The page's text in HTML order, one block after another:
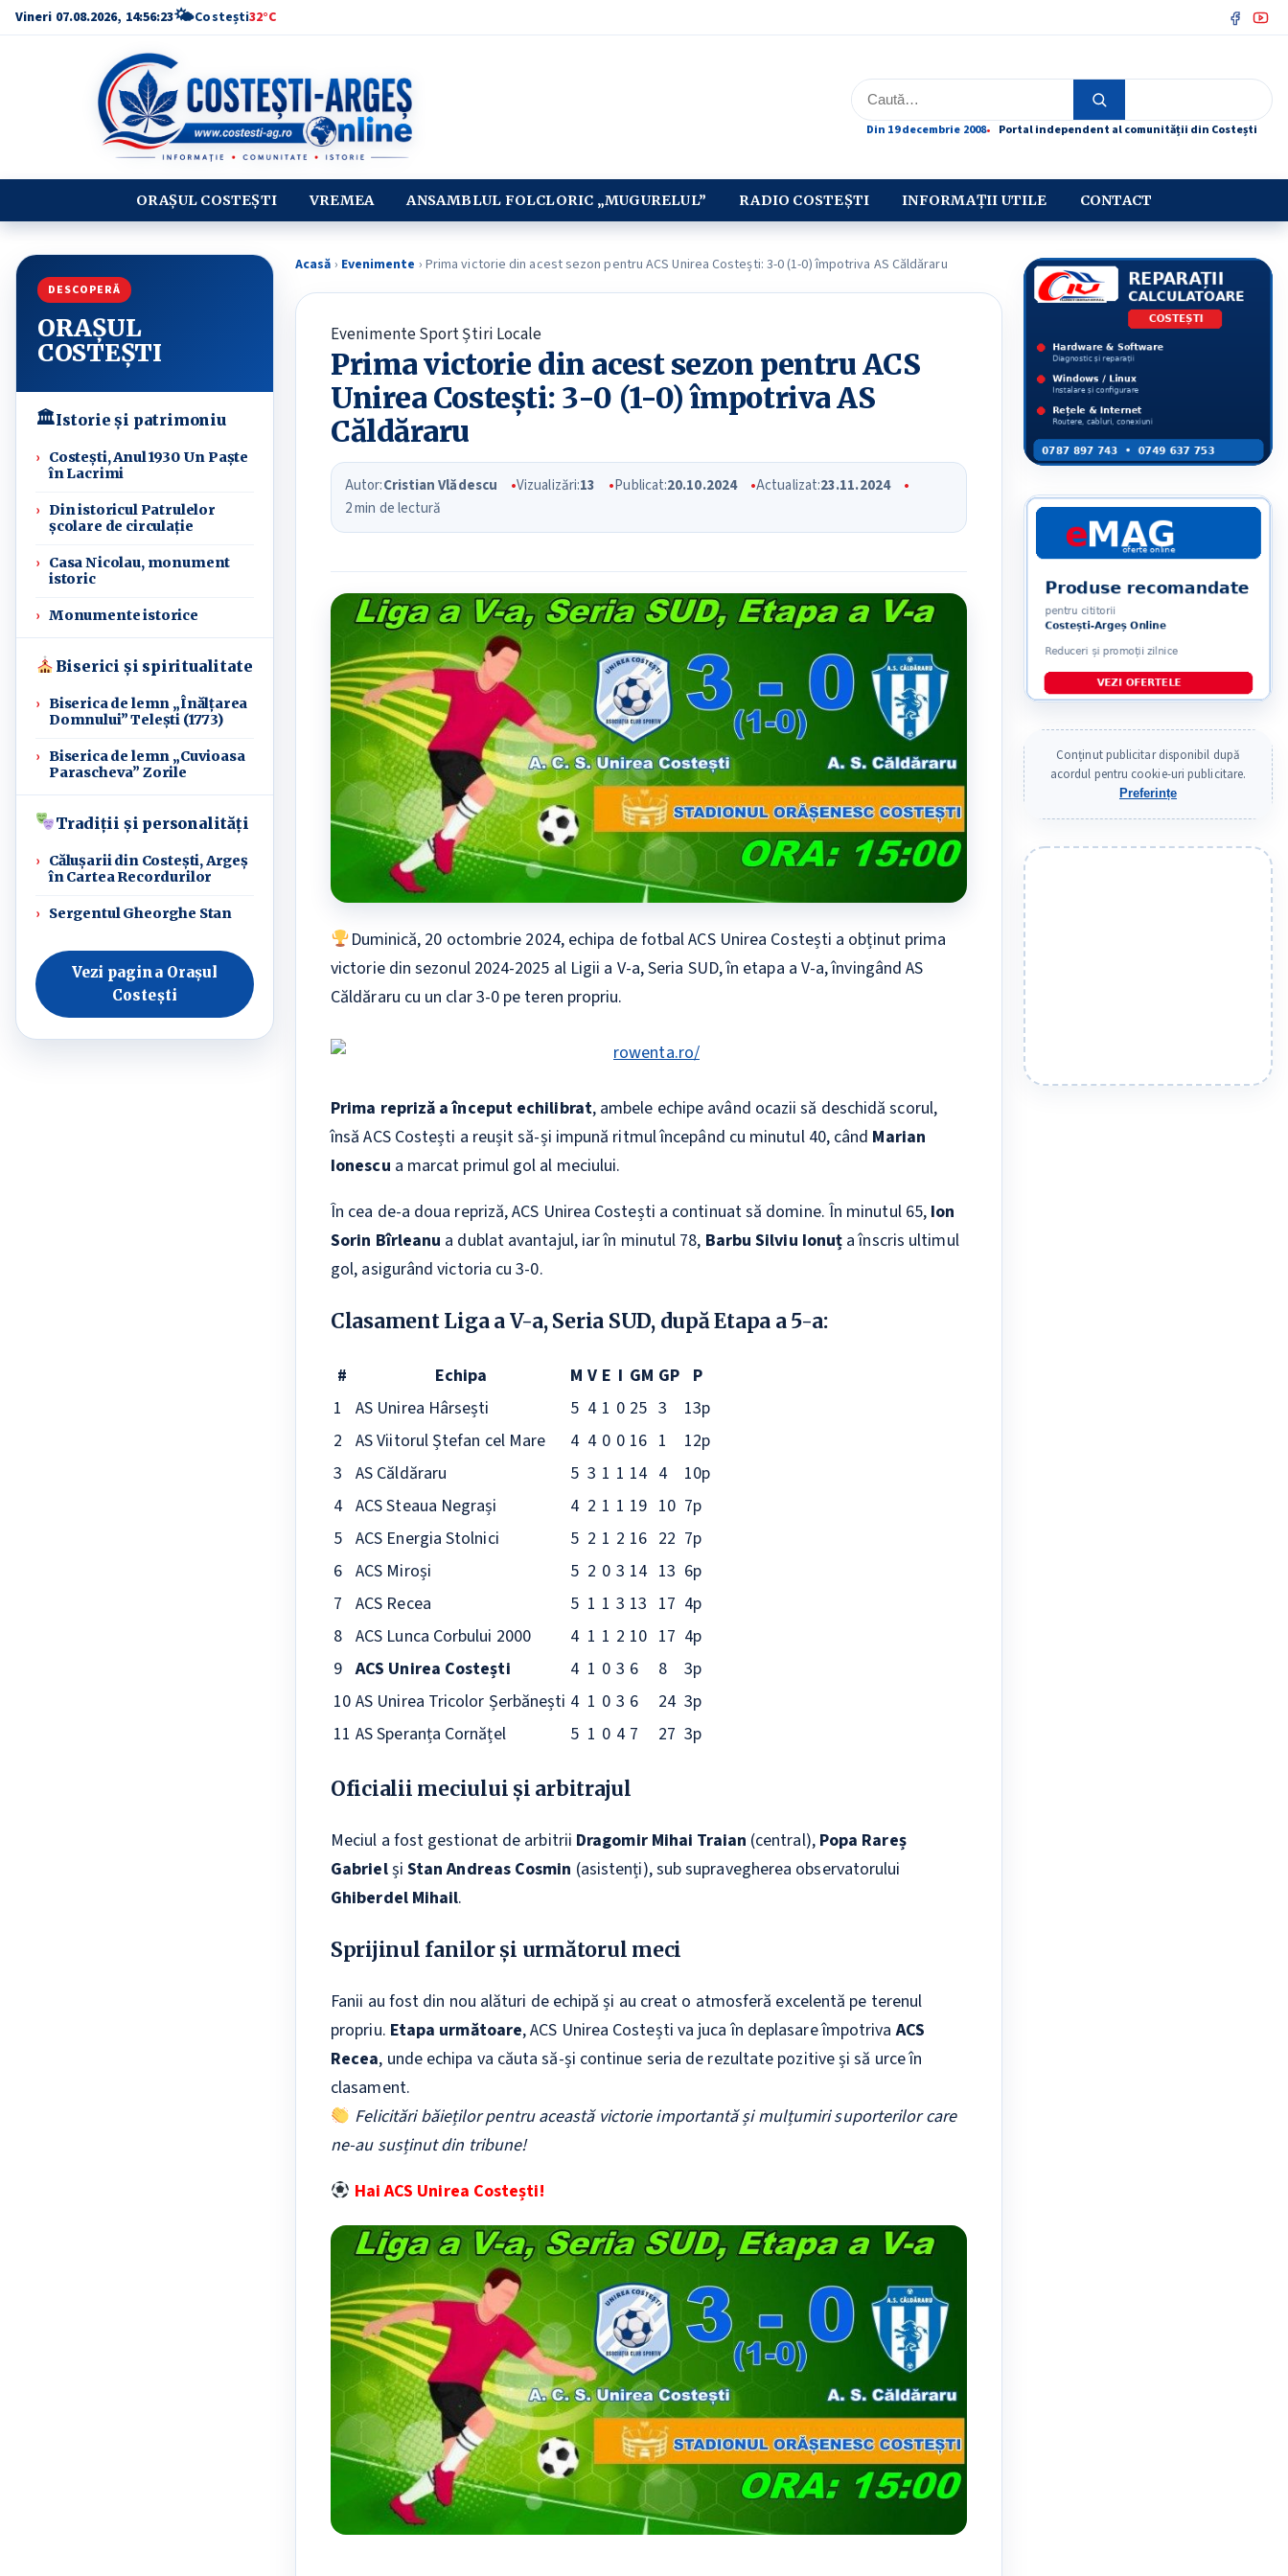
Vineri 07.08.2026, 14:56:24🌤Costești32°C
Caută
Din 19 decembrie 2008 Portal independent al comunității din Costești
ORAȘUL COSTEȘTI VREMEA ANSAMBLUL FOLCLORIC „MUGURELUL” RADIO COSTEȘTI INFORMAȚII UTILE CONTACT
DESCOPERĂ
ORAȘUL
COSTEȘTI
🏛Istorie și patrimoniu
Costești, Anul 1930 Un Paște
în Lacrimi
Din istoricul Patrulelor
școlare de circulație
Casa Nicolau, monument
istoric
Monumente istorice
Biserici și spiritualitate
Biserica de lemn „Înălțarea
Domnului” Telești (1773)
Biserica de lemn „Cuvioasa
Parascheva” Zorile
Tradiții și personalități
Călușarii din Costești, Argeș
în Cartea Recordurilor
Sergentul Gheorghe Stan
Vezi pagina Orașul
Costești
Acasă › Evenimente › Prima victorie din acest sezon pentru ACS Unirea Costești: 3-0 (1-0) împotriva AS Căldăraru
EvenimenteSportȘtiri Locale
Prima victorie din acest sezon pentru ACS
Unirea Costești: 3-0 (1-0) împotriva AS
Căldăraru
Autor:Cristian Vlădescu Vizualizări:13 Publicat:20.10.2024 Actualizat:23.11.2024
2 min de lectură
Duminică, 20 octombrie 2024, echipa de fotbal ACS Unirea Costești a obținut prima
victorie din sezonul 2024-2025 al Ligii a V-a, Seria SUD, în etapa a V-a, învingând AS
Căldăraru cu un clar 3-0 pe teren propriu.
Prima repriză a început echilibrat, ambele echipe având ocazii să deschidă scorul,
însă ACS Costești a reușit să-și impună ritmul începând cu minutul 40, când Marian
Ionescu a marcat primul gol al meciului.
În cea de-a doua repriză, ACS Unirea Costești a continuat să domine. În minutul 65, Ion
Sorin Bîrleanu a dublat avantajul, iar în minutul 78, Barbu Silviu Ionuț a înscris ultimul
gol, asigurând victoria cu 3-0.
Clasament Liga a V-a, Seria SUD, după Etapa a 5-a:
# Echipa M V E I GM GP P
1
AS Unirea Hârsești 5 4 1 0 25 3
13p
2 AS Viitorul Ștefan cel Mare 4 4 0 0 16 1
12p
3 AS Căldăraru 5 3 1 1 14 4
10p
4 ACS Steaua Negrași 4 2 1 1 19 10 7p
5 ACS Energia Stolnici 5 2 1 2 16 22 7p
6 ACS Miroși 5 2 0 3 14 13 6p
7 ACS Recea 5 1 1 3 13 17 4p
8 ACS Lunca Corbului 2000 4 1 1 2 10 17 4p
9 ACS Unirea Costești 4 1 0 3 6 8
3p
10 AS Unirea Tricolor Șerbănești 4 1 0 3 6 24 3p
11 AS Speranța Cornățel 5 1 0 4 7 27 3p
Oficialii meciului și arbitrajul
Meciul a fost gestionat de arbitrii Dragomir Mihai Traian (central), Popa Rareș
Gabrielși Stan Andreas Cosmin (asistenți), sub supravegherea observatorului
Ghiberdel Mihail.
Sprijinul fanilor și următorul meci
Fanii au fost din nou alături de echipă și au creat o atmosferă excelentă pe terenul
propriu. Etapa următoare, ACS Unirea Costești va juca în deplasare împotrivaACS
Recea, unde echipa va căuta să-și continue seria de rezultate pozitive și să urce în
clasament.
Felicitări băieților pentru această victorie importantă și mulțumiri suporterilor care
ne-au susținut din tribune!
Hai ACS Unirea Costești!
Conținut publicitar disponibil după
acordul pentru cookie-uri publicitare.
Preferințe